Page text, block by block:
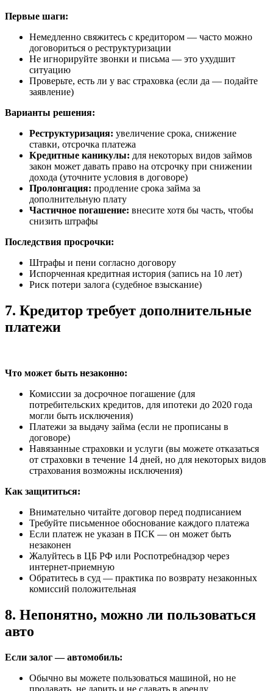
Первые шаги:
Немедленно свяжитесь с кредитором — часто можно
договориться о реструктуризации
Не игнорируйте звонки и письма — это ухудшит
ситуацию
Проверьте, есть ли у вас страховка (если да — подайте
заявление)
Варианты решения:
Реструктуризация: увеличение срока, снижение
ставки, отсрочка платежа
Кредитные каникулы: для некоторых видов займов
закон может давать право на отсрочку при снижении
дохода (уточните условия в договоре)
Пролонгация: продление срока займа за
дополнительную плату
Частичное погашение: внесите хотя бы часть, чтобы
снизить штрафы
Последствия просрочки:
Штрафы и пени согласно договору
Испорченная кредитная история (запись на 10 лет)
Риск потери залога (судебное взыскание)
7. Кредитор требует дополнительные
платежи
Что может быть незаконно:
Комиссии за досрочное погашение (для
потребительских кредитов, для ипотеки до 2020 года
могли быть исключения)
Платежи за выдачу займа (если не прописаны в
договоре)
Навязанные страховки и услуги (вы можете отказаться
от страховки в течение 14 дней, но для некоторых видов
страхования возможны исключения)
Как защититься:
Внимательно читайте договор перед подписанием
Требуйте письменное обоснование каждого платежа
Если платеж не указан в ПСК — он может быть
незаконен
Жалуйтесь в ЦБ РФ или Роспотребнадзор через
интернет-приемную
Обратитесь в суд — практика по возврату незаконных
комиссий положительная
8. Непонятно, можно ли пользоваться
авто
Если залог — автомобиль:
Обычно вы можете пользоваться машиной, но не